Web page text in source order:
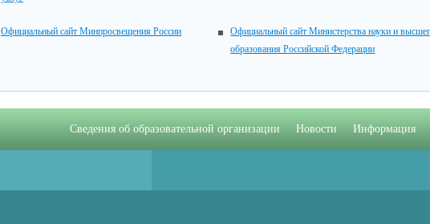
Официальный сайт Минпросвещения России
Официальный сайт Министерства науки и
образования Российской Федерации
Сведения об образовательной организации Новости Информация